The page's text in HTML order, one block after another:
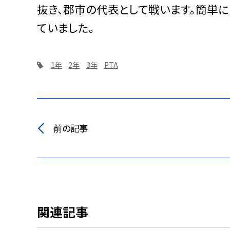
抜き、郡市の代表として戦います。簡
ていました。
1年 2年 3年 PTA
前の記事
関連記事